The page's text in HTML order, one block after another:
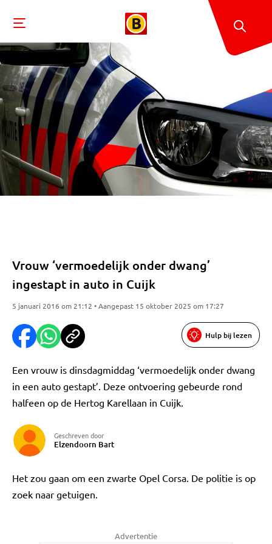
Vrouw ‘vermoedelijk onder dwang’
ingestapt in auto in Cuijk
5 januari 2016 om 21:12 • Aangepast 15 oktober 2025 om 17:27
Hulp bij lezen
Een vrouw is dinsdagmiddag ‘vermoedelijk onder dwang
in een auto gestapt’. Deze ontvoering gebeurde rond
halfeen op de Hertog Karellaan in Cuijk.
Geschreven door
Elzendoorn Bart
Het zou gaan om een zwarte Opel Corsa. De politie is op
zoek naar getuigen.
Advertentie